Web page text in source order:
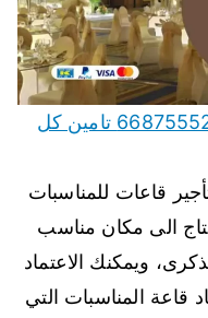
تأجير قاعات للمناسبات الخيران 66875552 تامين كل
قاعات للمناسبات
الى مكان مناسب
ويمكنك الاعتماد
المناسبات التي